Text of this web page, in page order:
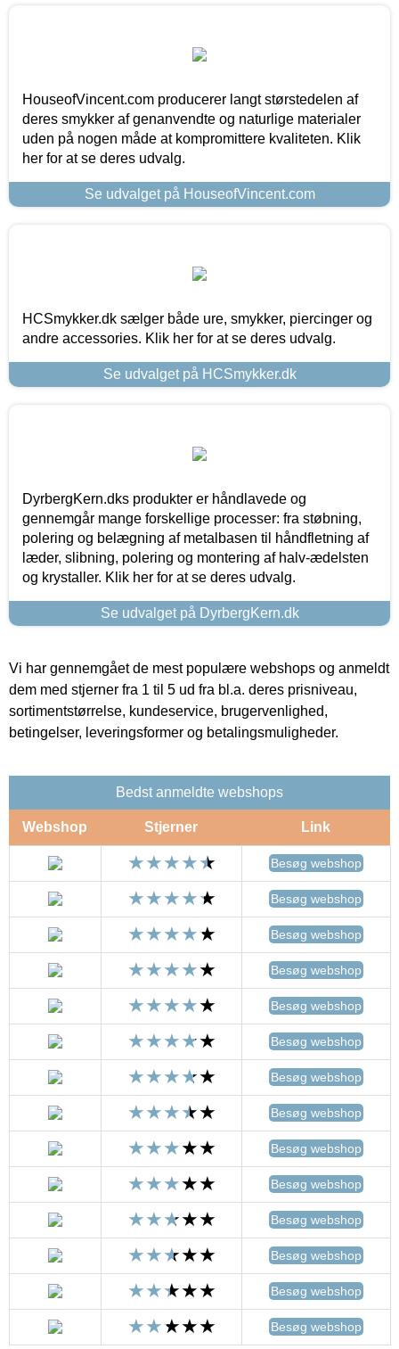
HouseofVincent.com producerer langt størstedelen af
deres smykker af genanvendte og naturlige materialer
uden på nogen måde at kompromittere kvaliteten. Klik
her for at se deres udvalg.
Se udvalget på HouseofVincent.com
HCSmykker.dk sælger både ure, smykker, piercinger og
andre accessories. Klik her for at se deres udvalg.
Se udvalget på HCSmykker.dk
DyrbergKern.dks produkter er håndlavede og
gennemgår mange forskellige processer: fra støbning,
polering og belægning af metalbasen til håndfletning af
læder, slibning, polering og montering af halv-ædelsten
og krystaller. Klik her for at se deres udvalg.
Se udvalget på DyrbergKern.dk
Vi har gennemgået de mest populære webshops og anmeldt
dem med stjerner fra 1 til 5 ud fra bl.a. deres prisniveau,
sortimentstørrelse, kundeservice, brugervenlighed,
betingelser, leveringsformer og betalingsmuligheder.
Bedst anmeldte webshops
Webshop Stjerner Link
Besøg webshop
Besøg webshop
Besøg webshop
Besøg webshop
Besøg webshop
Besøg webshop
Besøg webshop
Besøg webshop
Besøg webshop
Besøg webshop
Besøg webshop
Besøg webshop
Besøg webshop
Besøg webshop